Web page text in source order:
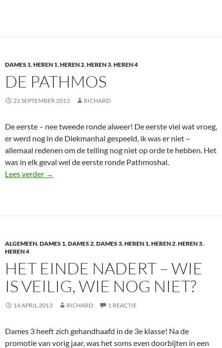
DAMES 1,HEREN 1,HEREN 2,HEREN 3,HEREN 4
DE PATHMOS
21 SEPTEMBER 2013 RICHARD
De eerste – nee tweede ronde alweer! De eerste viel wat vroeg,
er werd nog in de Diekmanhal gespeeld, ik was er niet –
allemaal redenen om de telling nog niet op orde te hebben. Het
was in elk geval wel de eerste ronde Pathmoshal.
Lees verder De Pathmos
→
ALGEMEEN,DAMES 1,DAMES 2,DAMES 3,HEREN 1,HEREN 2,HEREN 3,
HEREN 4
HET EINDE NADERT – WIE
IS VEILIG, WIE NOG NIET?
14 APRIL 2013 RICHARD 1 REACTIE
Dames 3 heeft zich gehandhaafd in de 3e klasse! Na de
promotie van vorig jaar, was het soms even doorbijten in een